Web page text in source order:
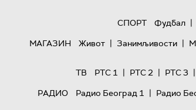
СПОРТ
Фудбал |
МАГАЗИН
Живот | Занимљивости |
ТВ
РТС 1 | РТС 2 | РТС 3 |
РАДИО
Радио Београд 1 | Радио